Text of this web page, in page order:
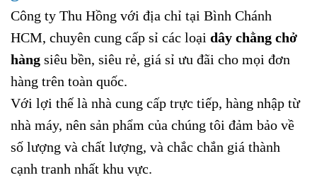
Công ty Thu Hồng với địa chỉ tại Bình Chánh
HCM, chuyên cung cấp sỉ các loại dây chằng chở
hàng siêu bền, siêu rẻ, giá sỉ ưu đãi cho mọi đơn
hàng trên toàn quốc.
Với lợi thế là nhà cung cấp trực tiếp, hàng nhập từ
nhà máy, nên sản phẩm của chúng tôi đảm bảo về
số lượng và chất lượng, và chắc chắn giá thành
cạnh tranh nhất khu vực.